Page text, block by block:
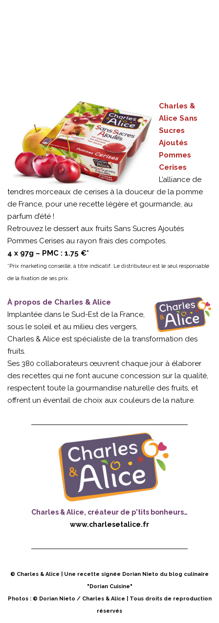
Charles &
Alice Sans
Sucres
Ajoutés
Pommes
Cerises
L’alliance de
tendres morceaux de cerises à la douceur de la pomme
de France, pour une recette légère et gourmande, au
parfum d’été !
Retrouvez le dessert aux fruits Sans Sucres Ajoutés
Pommes Cerises au rayon frais des compotes.
4 x 97g – PMC : 1.75 €*
*Prix marketing conseillé, à titre indicatif. Le distributeur est le seul responsable
de la fixation de ses prix.
À propos de Charles & Alice
Implantée dans le Sud-Est de la France,
sous le soleil et au milieu des vergers,
Charles & Alice est spécialiste de la transformation des
fruits.
Ses 380 collaborateurs œuvrent chaque jour à élaborer
des recettes qui ne font aucune concession sur la qualité,
respectent toute la gourmandise naturelle des fruits, et
offrent un éventail de choix aux couleurs de la nature.
Charles & Alice, créateur de p'tits bonheurs…
www.charlesetalice.fr
© Charles & Alice | Une recette signée Dorian Nieto du blog culinaire
"Dorian Cuisine"
Photos : © Dorian Nieto / Charles & Alice | Tous droits de reproduction
réservés